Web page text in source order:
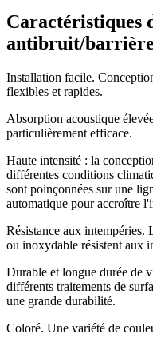
Caractéristiques
antibruit/
Installation facile.
flexibles et rapides.
Absorption acoustique
particulièrement efficace.
Haute intensité : la
différentes conditions
sont poinçonnées sur une
automatique pour accroître
Résistance aux intempéries.
ou inoxydable résistent aux
Durable et longue durée de
différents traitements de
une grande durabilité.
Coloré. Une variété de